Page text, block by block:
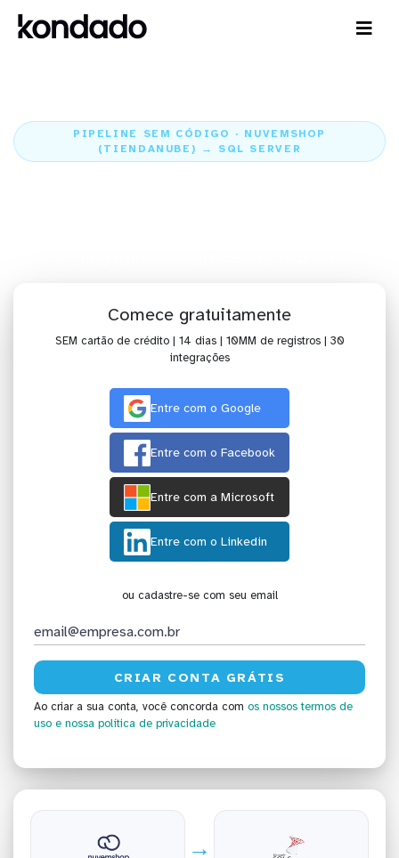
PIPELINE SEM CÓDIGO · NUVEMSHOP
(TIENDANUBE) → SQL SERVER
Comece gratuitamente
SEM cartão de crédito | 14 dias | 10MM de registros | 30
integrações
Entre com o Google
Entre com o Facebook
Entre com a Microsoft
Entre com o Linkedin
ou cadastre-se com seu email
Ao criar a sua conta, você concorda com os nossos termos de
uso e nossa política de privacidade
→